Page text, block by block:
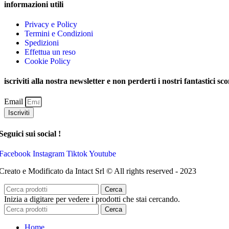
informazioni utili
Privacy e Policy
Termini e Condizioni
Spedizioni
Effettua un reso
Cookie Policy
iscriviti alla nostra newsletter e non perderti i nostri fantastici
Email
Iscriviti
sui social !
Instagram TiktokYoutube
e Modificato da Intact Srl © All rights reserved - 2023
Cerca
Inizia a digitare per vedere i prodotti che stai cercando.
Cerca
Home